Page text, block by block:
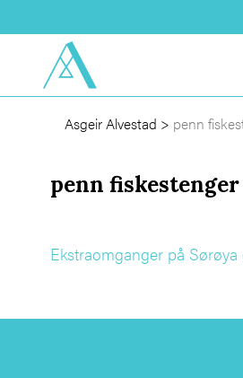
Asgeir Alvestad > penn
penn fiskestenger
Ekstraomganger på Sørøya